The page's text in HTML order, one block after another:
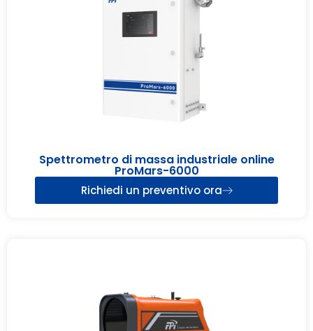
Spettrometro di massa industriale online
ProMars-6000
Richiedi un preventivo ora